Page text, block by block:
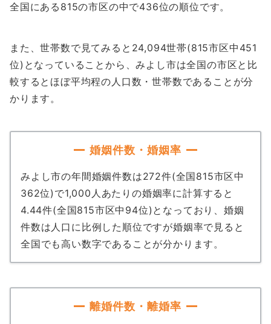
全国にある815の市区の中で436位の順位です。
また、世帯数で見てみると24,094世帯(815市区中451
位)となっていることから、みよし市は全国の市区と比
較するとほぼ平均程の人口数・世帯数であることが分
かります。
婚姻件数・婚姻率
みよし市の年間婚姻件数は272件(全国815市区中
362位)で1,000人あたりの婚姻率に計算すると
4.44件(全国815市区中94位)となっており、婚姻
件数は人口に比例した順位ですが婚姻率で見ると
全国でも高い数字であることが分かります。
離婚件数・離婚率